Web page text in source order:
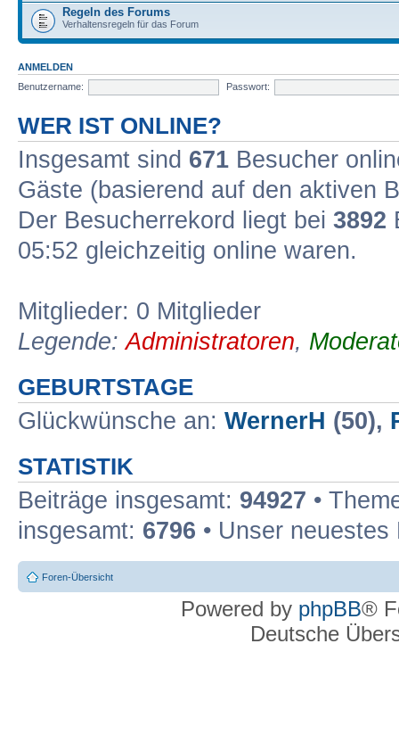
Regeln des Forums
Verhaltensregeln für das Forum
ANMELDEN
Benutzername:
Passwort:
WER IST ONLINE?
Insgesamt sind 671 Besucher
Gäste (basierend auf den aktiven
Der Besucherrekord liegt bei 3892
05:52 gleichzeitig online waren.
Mitglieder: 0 Mitglieder
Legende:Administratoren,
GEBURTSTAGE
Glückwünsche an: WernerH (50),
STATISTIK
Beiträge insgesamt: 94927 •
insgesamt: 6796 • Unser
Foren-Übersicht
Powered by phpBB®
Deutsche